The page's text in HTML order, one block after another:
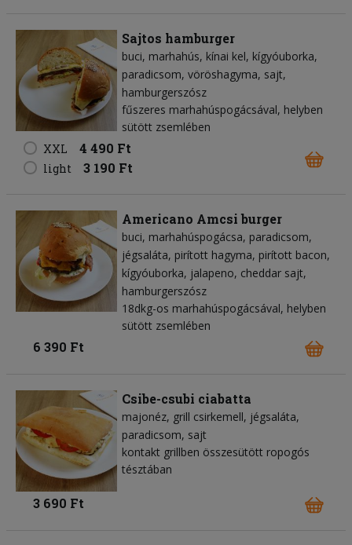
Sajtos hamburger
buci marhahús kínai kel kígyóuborka
paradicsom vöröshagyma sajt
hamburgerszósz
fűszeres marhahúspogácsával, helyben
sütött zsemlében
XXL
4 490 Ft
light 3 190 Ft
Americano Amcsi burger
buci marhahúspogácsa paradicsom
jégsaláta pirított hagyma pirított bacon
kígyóuborka jalapeno cheddar sajt
hamburgerszósz
18dkg-os marhahúspogácsával, helyben
sütött zsemlében
6 390 Ft
Csibe-csubi ciabatta
majonéz grill csirkemell jégsaláta
paradicsom sajt
kontakt grillben összesütött ropogós
tésztában
3 690 Ft